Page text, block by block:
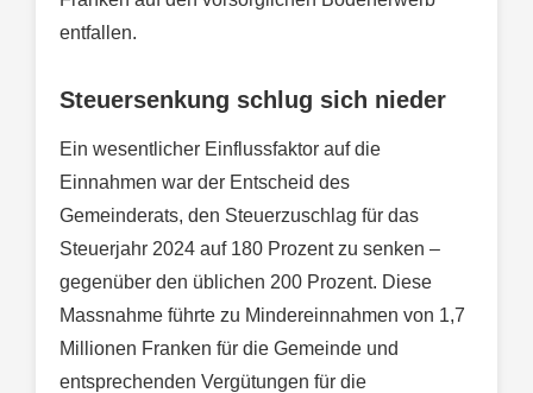
entfallen.
Steuersenkung schlug sich nieder
Ein wesentlicher Einflussfaktor auf die
Einnahmen war der Entscheid des
Gemeinderats, den Steuerzuschlag für das
Steuerjahr 2024 auf 180 Prozent zu senken –
gegenüber den üblichen 200 Prozent. Diese
Massnahme führte zu Mindereinnahmen von 1,7
Millionen Franken für die Gemeinde und
entsprechenden Vergütungen für die